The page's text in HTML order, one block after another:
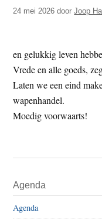
t
e
t
e
24 mei 2026 doorJoop
en gelukkig leven
Vrede en alle goeds,
Laten we een eind
wapenhandel.
Moedig voorwaarts!
Sidebar
Agenda
Agenda